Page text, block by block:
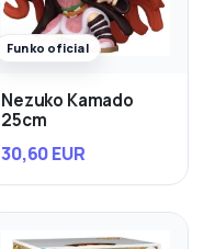
Funko oficial
Nezuko Kamado
25cm
30,60 EUR